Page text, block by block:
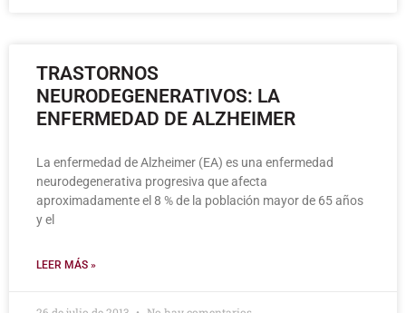
TRASTORNOS
NEURODEGENERATIVOS: LA
ENFERMEDAD DE ALZHEIMER
La enfermedad de Alzheimer (EA) es una enfermedad
neurodegenerativa progresiva que afecta
aproximadamente el 8 % de la población mayor de 65 años
y el
LEER MÁS »